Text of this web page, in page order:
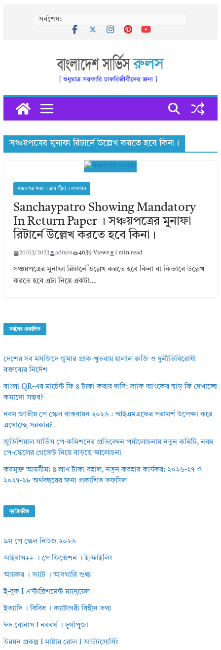
সর্বশেষ:
সঞ্চয়পত্রের মুনাফা রিটার্নে উল্লেখ করতে হবে কিনা।
সঞ্চয়পত্র খবর । ক্রয় সীমা । নগদায়ন
Sanchaypatro Showing Mandatory
In Return Paper । সঞ্চয়পত্রের মুনাফা
রিটার্নে উল্লেখ করতে হবে কিনা।
20/03/2023 admin 4639 Views 1 min read
সঞ্চয়পত্রের মুনাফা রিটার্নে উল্লেখ করতে হবে কিনা বা কিভাবে উল্লেখ
করতে হবে এটা নিয়ে একটা…
সর্বশেষ প্রকাশিত
দেশের সব মসজিদে জুমার প্রাক-খুতবায় হালাল রুজি ও দুর্নীতিবিরোধী
বক্তব্যের নির্দেশ
বাংলা QR-এর মার্চেন্ট ফি ৪ টাকা করার দাবি: ব্র্যাক ব্যাংকের ছাড় কি দেখাচ্ছে
কমানো সম্ভব?
নবম জাতীয় পে স্কেল বাস্তবায়ন ২০২৬ : আইএমএফের পরামর্শ উপেক্ষা করে
এগোচ্ছে সরকার?
জুডিশিয়াল সার্ভিস পে-কমিশনের প্রতিবেদন পর্যালোচনায় নতুন কমিটি, নবম
পে-স্কেলের গেজেট নিয়ে বাড়ছে আলোচনা
করমুক্ত আয়সীমা ৪ লাখ টাকা বহাল, নতুন করহার কার্যকর: ২০২৬-২৭ ও
২০২৭-২৮ অর্থবছরের জন্য প্রকাশিত তফসিল
ক্যাটাগরিজ
৯ম পে স্কেল নিউজ ২০২৬
আইবাস++ । পে ফিক্সেশন । ই-ফাইলিং
আয়কর । ভ্যাট । আবগারি শুল্ক
ই-বুক I এস্টাব্লিশমেন্ট ম্যানুয়েল
ইত্যাদি । বিবিধ । ক্যাটাগরী বিহীন তথ্য
ঈদ বোনাস I নববর্ষ । দূর্গাপূজা
উন্নয়ন প্রকল্প I মাষ্টার রোল I আউটসোর্সিং